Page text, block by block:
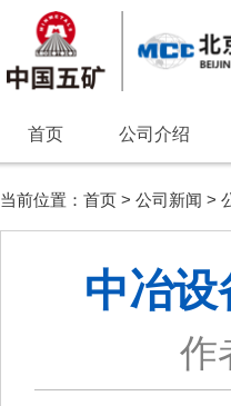
首页 公司介绍
当前位置： 首页 > 公司新闻 >
中冶
作